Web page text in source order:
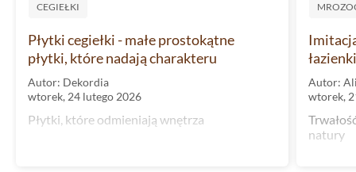
CEGIEŁKI
Płytki cegiełki - małe prostokątne
płytki, które nadają charakteru
Autor: Dekordia
wtorek, 24 lutego 2026
Płytki, które odmieniają wnętrza
Autor:
wtorek,
natury